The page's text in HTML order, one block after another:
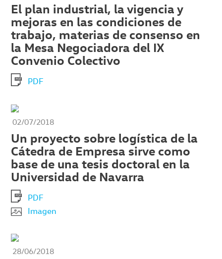
El plan industrial, la vigencia y
mejoras en las condiciones de
trabajo, materias de consenso en
la Mesa Negociadora del IX
Convenio Colectivo
PDF
02/07/2018
Un proyecto sobre logística de la
Cátedra de Empresa sirve como
base de una tesis doctoral en la
Universidad de Navarra
PDF
Imagen
28/06/2018